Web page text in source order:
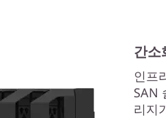
간소
인프
SAN
리지